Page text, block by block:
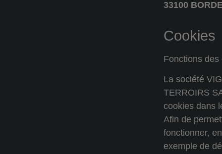
33100
Cookies
Fonctions des
La société
TERROIRS
cookies dans
Afin de
fonctionner,
exemple de